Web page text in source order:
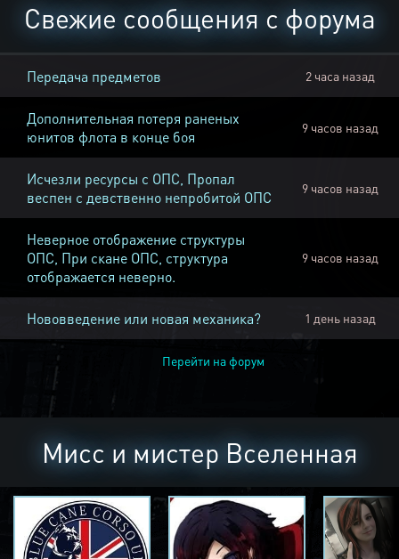
Свежие сообщения с форума
Передача предметов 2 часа назад
Дополнительная потеря раненых
юнитов флота в конце боя
9 часов назад
Исчезли ресурсы с ОПС, Пропал
веспен с девственно непробитой ОПС
9 часов назад
Неверное отображение структуры
ОПС, При скане ОПС, структура
отображается неверно.
9 часов назад
Нововведение или новая механика? 1 день назад
Перейти на форум
Мисс и мистер Вселенная